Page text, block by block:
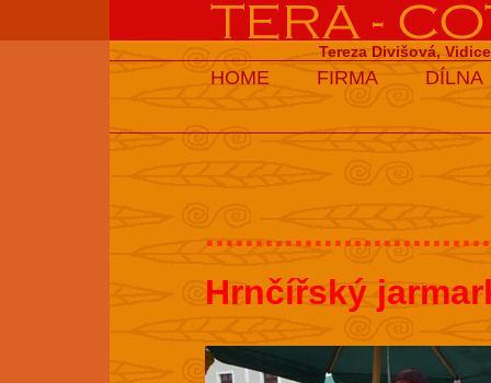
Tereza Divišová,
HOME FIRMA DÍLNA
Hrnčířský